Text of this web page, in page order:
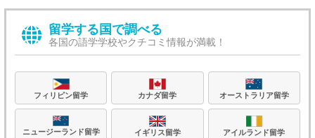
留学する国で調べる
各国の語学学校やクチコミ情報が満載！
フィリピン留学 カナダ留学 オーストラリア留学
ニュージーランド留学 イギリス留学 アイルランド留学